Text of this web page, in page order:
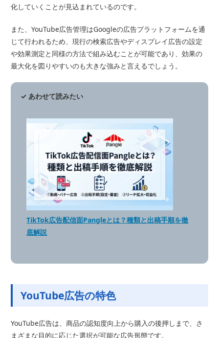
化していくことが見込まれているのです。
また、YouTube広告管理はGoogleの広告プラットフォームを通
じて行われるため、現行の検索広告やディスプレイ広告の設定
や効果測定と同様の方法で組み込むことが可能であり、効果の
最大化を図りやすいのも大きな強みと言えるでしょう。
✓ あわせて読みたい
TikTok広告配信面Pangleとは？種類と出稿手順を徹
底解説
YouTube広告の特色
YouTube広告は、商品の認知度向上から購入の後押しまで、さ
まざまな目的に応じた選択が可能な広告形態です。